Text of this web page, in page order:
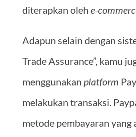
diterapkan oleh e-
Adapun selain dengan
Trade Assurance”, kamu
menggunakan platform
melakukan transaksi.
metode pembayaran yang